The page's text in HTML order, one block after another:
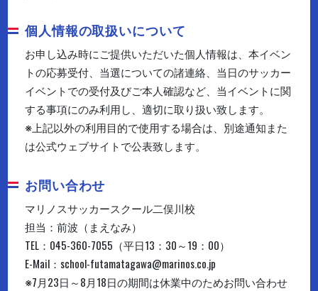
個人情報の取扱いについて
お申し込み時にご提供いただいた個人情報は、本イベン
トの応募受付、当選についての諸連絡、当日のサッカー
イベントでの受付及びご本人確認など、当イベントに関
する事項にのみ利用し、適切に取り扱い致します。
※上記以外の利用目的で使用する場合は、別途通知また
は公式ウェブサイトで公表致します。
お問い合わせ
マリノスサッカースクール二俣川校
担当：前波（まえなみ）
TEL：045-360-7055（平日13：30～19：00）
E-Mail：school-futamatagawa@marinos.co.jp
※7月23日～8月18日の期間は休業中のためお問い合わせ